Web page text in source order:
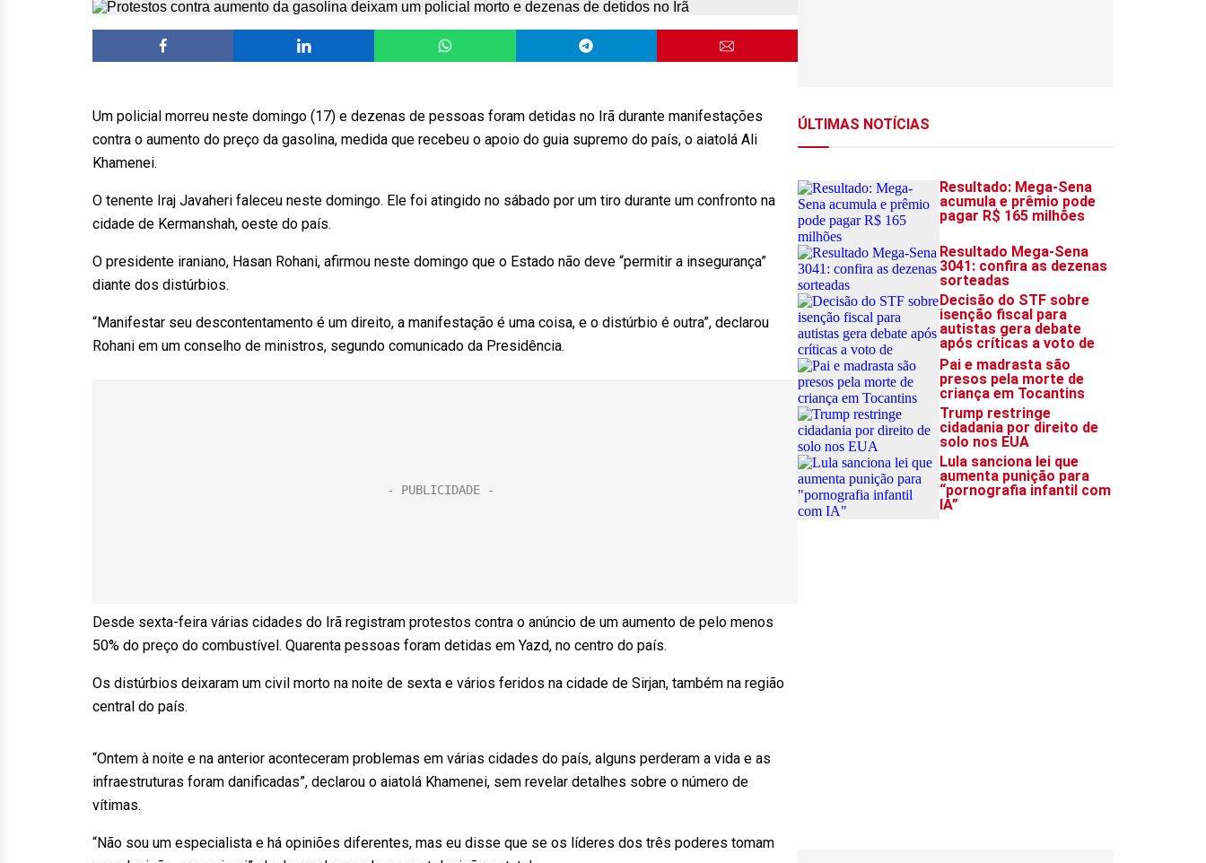
Um policial morreu neste domingo (17) e dezenas de pessoas foram detidas no Irã durante manifestações
contra o aumento do preço da gasolina, medida que recebeu o apoio do guia supremo do país, o aiatolá Ali
Khamenei.
O tenente Iraj Javaheri faleceu neste domingo. Ele foi atingido no sábado por um tiro durante um confronto na
cidade de Kermanshah, oeste do país.
O presidente iraniano, Hasan Rohani, afirmou neste domingo que o Estado não deve “permitir a insegurança”
diante dos distúrbios.
“Manifestar seu descontentamento é um direito, a manifestação é uma coisa, e o distúrbio é outra”, declarou
Rohani em um conselho de ministros, segundo comunicado da Presidência.
Desde sexta-feira várias cidades do Irã registram protestos contra o anúncio de um aumento de pelo menos
50% do preço do combustível. Quarenta pessoas foram detidas em Yazd, no centro do país.
Os distúrbios deixaram um civil morto na noite de sexta e vários feridos na cidade de Sirjan, também na região
central do país.
“Ontem à noite e na anterior aconteceram problemas em várias cidades do país, alguns perderam a vida e as
infraestruturas foram danificadas”, declarou o aiatolá Khamenei, sem revelar detalhes sobre o número de
vítimas.
“Não sou um especialista e há opiniões diferentes, mas eu disse que se os líderes dos três poderes tomam